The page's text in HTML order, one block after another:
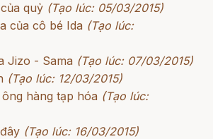
quỷ (Tạo lúc: 05/03/2015)
của cô bé Ida (Tạo lúc:
Jizo - Sama (Tạo lúc: 07/03/2015)
(Tạo lúc: 12/03/2015)
hàng tạp hóa (Tạo lúc:
(Tạo lúc: 16/03/2015)